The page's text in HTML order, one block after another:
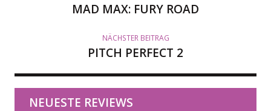
MAD MAX: FURY ROAD
NÄCHSTER BEITRAG
PITCH PERFECT 2
NEUESTE REVIEWS